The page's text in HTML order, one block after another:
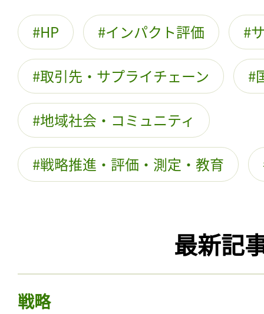
HP インパクト評価
取引先・サプライチェーン
地域社会・コミュニティ
戦略推進・評価・測定・教育
最新記
戦略